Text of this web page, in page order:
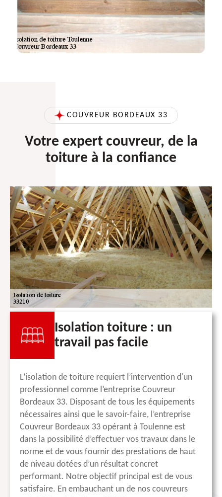
COUVREUR BORDEAUX 33
Votre expert couvreur, de la
toiture à la confiance
Isolation toiture : un
travail pas facile
L’isolation de toiture requiert l’intervention d'un
professionnel comme l’entreprise Couvreur
Bordeaux 33. Disposant de tous les équipements
nécessaires ainsi que le savoir-faire, l’entreprise
Couvreur Bordeaux 33 opérant à Toulenne est
dans la possibilité d’effectuer vos travaux dans le
norme et de vous fournir des prestations de haut
de niveau dotées d’un résultat concret
performant. Notre objectif principal est de vous
satisfaire. En embauchant un de nos couvreurs